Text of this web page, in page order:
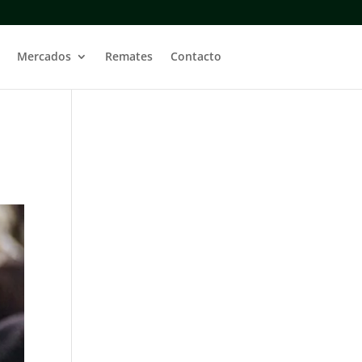
Mercados Remates Contacto